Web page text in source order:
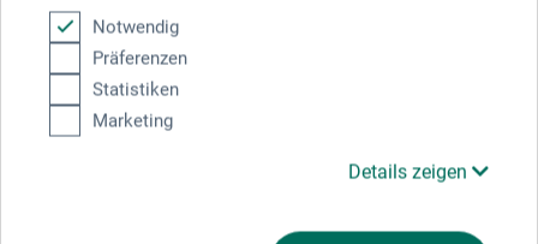
Notwendig
Präferenzen
Statistiken
Marketing
Details zeigen
Veranstaltung
Veranstaltungsort